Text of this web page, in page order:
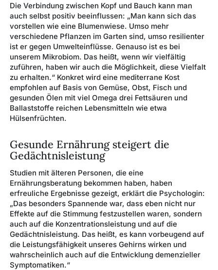
Die Verbindung zwischen Kopf und Bauch kann man
auch selbst positiv beeinflussen: „Man kann sich das
vorstellen wie eine Blumenwiese. Umso mehr
verschiedene Pflanzen im Garten sind, umso resilienter
ist er gegen Umwelteinflüsse. Genauso ist es bei
unserem Mikrobiom. Das heißt, wenn wir vielfältig
zuführen, haben wir auch die Möglichkeit, diese Vielfalt
zu erhalten.“ Konkret wird eine mediterrane Kost
empfohlen auf Basis von Gemüse, Obst, Fisch und
gesunden Ölen mit viel Omega drei Fettsäuren und
Ballaststoffe reichen Lebensmitteln wie etwa
Hülsenfrüchten.
Gesunde Ernährung steigert die
Gedächtnisleistung
Studien mit älteren Personen, die eine
Ernährungsberatung bekommen haben, haben
erfreuliche Ergebnisse gezeigt, erklärt die Psychologin:
„Das besonders Spannende war, dass eben nicht nur
Effekte auf die Stimmung festzustellen waren, sondern
auch auf die Konzentrationsleistung und auf die
Gedächtnisleistung. Das heißt, es kann vorbeugend auf
die Leistungsfähigkeit unseres Gehirns wirken und
wahrscheinlich auch auf die Entwicklung demenzieller
Symptomatiken.“